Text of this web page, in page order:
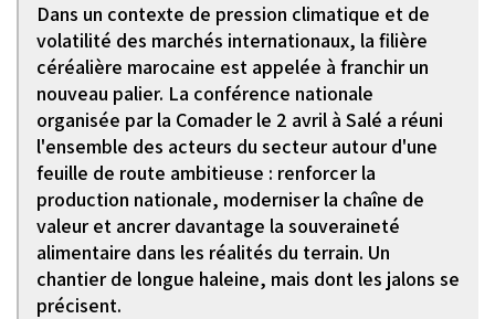
Dans un contexte de pression climatique et de
volatilité des marchés internationaux, la filière
céréalière marocaine est appelée à franchir un
nouveau palier. La conférence nationale
organisée par la Comader le 2 avril à Salé a réuni
l'ensemble des acteurs du secteur autour d'une
feuille de route ambitieuse : renforcer la
production nationale, moderniser la chaîne de
valeur et ancrer davantage la souveraineté
alimentaire dans les réalités du terrain. Un
chantier de longue haleine, mais dont les jalons se
précisent.